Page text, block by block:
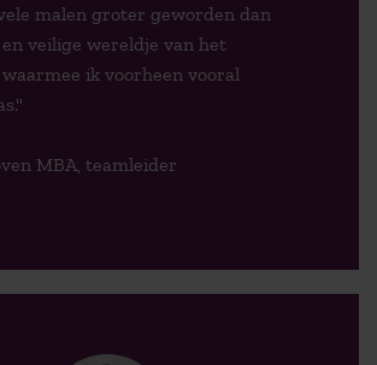
malen groter geworden dan
veilige wereldje van het
ik voorheen vooral
MBA, teamleider